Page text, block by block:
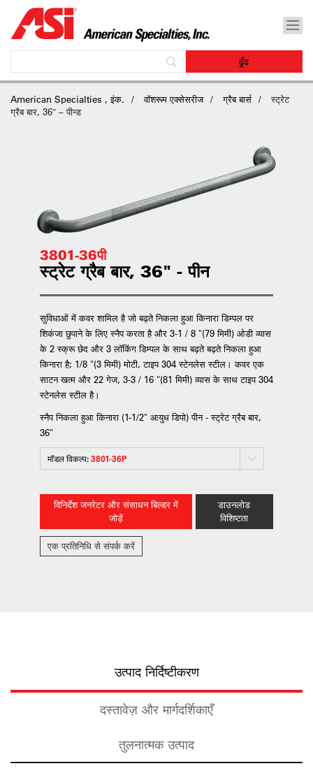
American Specialties , इंक. वॉशरूम एक्सेसरीज ग्रैब बार्स
स्ट्रेट
ग्रैब बार, 36″ – पीन्ड
3801-36पी
स्ट्रेट ग्रैब बार, 36" - पीन
सुविधाओं में कवर शामिल है जो बढ़ते निकला हुआ किनारा डिम्पल पर
शिकंजा छुपाने के लिए स्नैप करता है और 3-1 / 8 "(79 मिमी) ओडी व्यास
के 2 स्क्रू छेद और 3 लॉकिंग डिम्पल के साथ बढ़ते बढ़ते निकला हुआ
किनारा है; 1/8 "(3 मिमी) मोटी, टाइप 304 स्टेनलेस स्टील। कवर एक
साटन खत्म और 22 गेज, 3-3 / 16 "(81 मिमी) व्यास के साथ टाइप 304
स्टेनलेस स्टील है।
स्नैप निकला हुआ किनारा (1-1/2" आयुध डिपो) पीन - स्ट्रेट ग्रैब बार,
36"
मॉडल विकल्प:3801-36P
विनिर्देश जनरेटर और संसाधन बिल्डर में
जोड़ें
डाउनलोड
विशिष्टता
एक प्रतिनिधि से संपर्क करें
उत्पाद निर्दिष्टीकरण
दस्तावेज़ और मार्गदर्शिकाएँ
तुलनात्मक उत्पाद